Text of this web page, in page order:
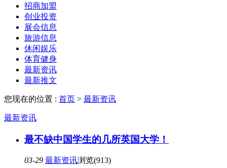
招商加盟
创业投资
展会信息
旅游信息
休闲娱乐
体育健身
最新资讯
最新推文
您现在的位置 : 首页 > 最新资讯
最新资讯
最不缺中国学生的几所英国大学！
03-29 最新资讯浏览(913)